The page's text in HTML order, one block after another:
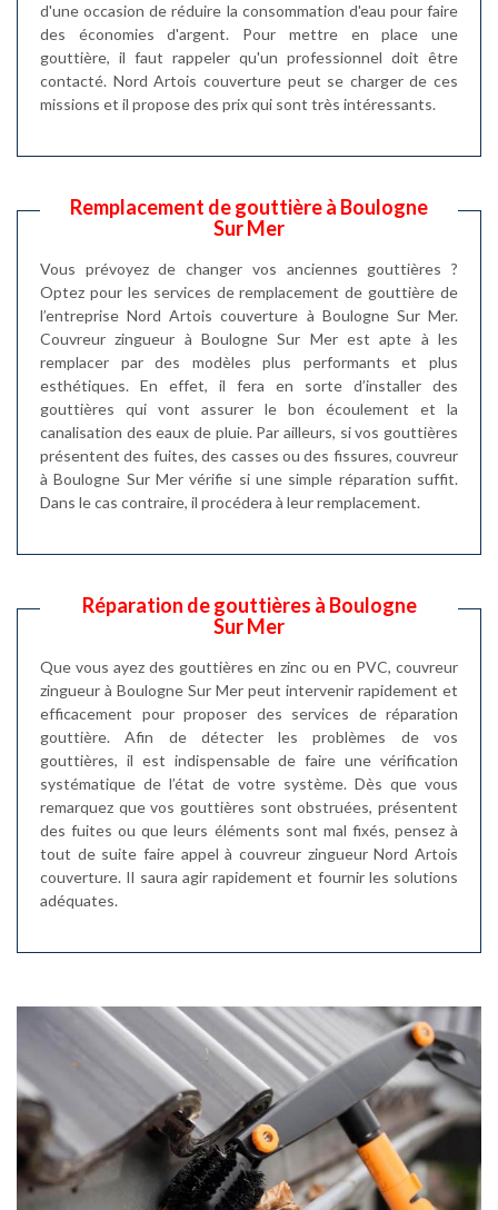
d'une occasion de réduire la consommation d'eau pour faire
des économies d'argent. Pour mettre en place une
gouttière, il faut rappeler qu'un professionnel doit être
contacté. Nord Artois couverture peut se charger de ces
missions et il propose des prix qui sont très intéressants.
Remplacement de gouttière à Boulogne
Sur Mer
Vous prévoyez de changer vos anciennes gouttières ?
Optez pour les services de remplacement de gouttière de
l’entreprise Nord Artois couverture à Boulogne Sur Mer.
Couvreur zingueur à Boulogne Sur Mer est apte à les
remplacer par des modèles plus performants et plus
esthétiques. En effet, il fera en sorte d’installer des
gouttières qui vont assurer le bon écoulement et la
canalisation des eaux de pluie. Par ailleurs, si vos gouttières
présentent des fuites, des casses ou des fissures, couvreur
à Boulogne Sur Mer vérifie si une simple réparation suffit.
Dans le cas contraire, il procédera à leur remplacement.
Réparation de gouttières à Boulogne
Sur Mer
Que vous ayez des gouttières en zinc ou en PVC, couvreur
zingueur à Boulogne Sur Mer peut intervenir rapidement et
efficacement pour proposer des services de réparation
gouttière. Afin de détecter les problèmes de vos
gouttières, il est indispensable de faire une vérification
systématique de l’état de votre système. Dès que vous
remarquez que vos gouttières sont obstruées, présentent
des fuites ou que leurs éléments sont mal fixés, pensez à
tout de suite faire appel à couvreur zingueur Nord Artois
couverture. Il saura agir rapidement et fournir les solutions
adéquates.